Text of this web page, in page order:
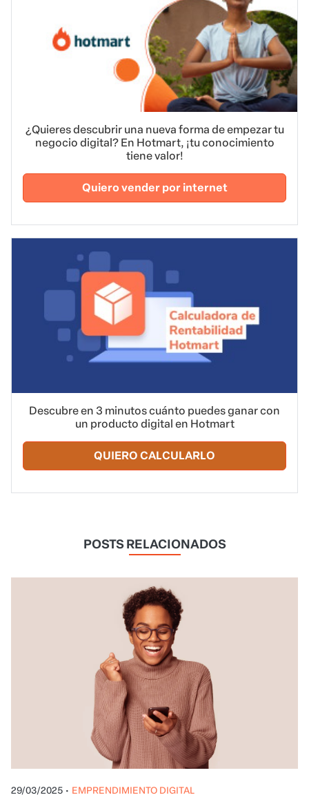
¿Quieres descubrir una nueva forma de empezar tu
negocio digital? En Hotmart, ¡tu conocimiento
tiene valor!
Quiero vender por internet
Descubre en 3 minutos cuánto puedes ganar con
un producto digital en Hotmart
QUIERO CALCULARLO
POSTS RELACIONADOS
29/03/2025 • EMPRENDIMIENTO DIGITAL